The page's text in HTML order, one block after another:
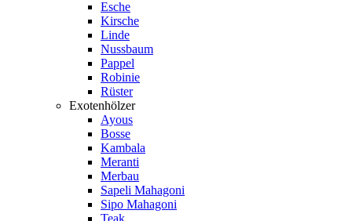
Esche
Kirsche
Linde
Nussbaum
Pappel
Robinie
Rüster
Exotenhölzer
Ayous
Bosse
Kambala
Meranti
Merbau
Sapeli Mahagoni
Sipo Mahagoni
Teak